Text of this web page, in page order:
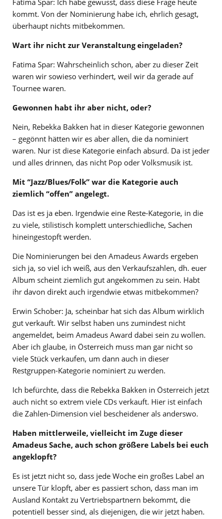
kommt. Von der Nominierung habe ich, ehrlich gesagt,
überhaupt nichts mitbekommen.
Wart ihr nicht zur Veranstaltung eingeladen?
Fatima Spar: Wahrscheinlich schon, aber zu dieser Zeit
waren wir sowieso verhindert, weil wir da gerade auf
Tournee waren.
Gewonnen habt ihr aber nicht, oder?
Nein, Rebekka Bakken hat in dieser Kategorie gewonnen
– gegönnt hätten wir es aber allen, die da nominiert
waren. Nur ist diese Kategorie einfach absurd. Da ist jeder
und alles drinnen, das nicht Pop oder Volksmusik ist.
Mit “Jazz/Blues/Folk” war die Kategorie auch
ziemlich “offen” angelegt.
Das ist es ja eben. Irgendwie eine Reste-Kategorie, in die
zu viele, stilistisch komplett unterschiedliche, Sachen
hineingestopft werden.
Die Nominierungen bei den Amadeus Awards ergeben
sich ja, so viel ich weiß, aus den Verkaufszahlen, dh. euer
Album scheint ziemlich gut angekommen zu sein. Habt
ihr davon direkt auch irgendwie etwas mitbekommen?
Erwin Schober: Ja, scheinbar hat sich das Album wirklich
gut verkauft. Wir selbst haben uns zumindest nicht
angemeldet, beim Amadeus Award dabei sein zu wollen.
Aber ich glaube, in Österreich muss man gar nicht so
viele Stück verkaufen, um dann auch in dieser
Restgruppen-Kategorie nominiert zu werden.
Ich befürchte, dass die Rebekka Bakken in Österreich jetzt
auch nicht so extrem viele CDs verkauft. Hier ist einfach
die Zahlen-Dimension viel bescheidener als anderswo.
Haben mittlerweile, vielleicht im Zuge dieser
Amadeus Sache, auch schon größere Labels bei euch
angeklopft?
Es ist jetzt nicht so, dass jede Woche ein großes Label an
unsere Tür klopft, aber es passiert schon, dass man im
Ausland Kontakt zu Vertriebspartnern bekommt, die
potentiell besser sind, als diejenigen, die wir jetzt haben.